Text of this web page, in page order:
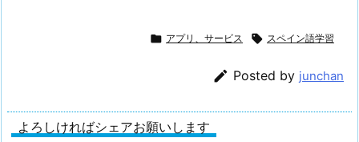
 アプリ、サービス  スペイン語学習
 Posted by junchan
よろしければシェアお願いします